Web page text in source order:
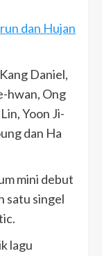
dan Hujan
Daniel,
hwan, Ong
Yoon Ji-
dan Ha
mini debut
satu singel
lagu